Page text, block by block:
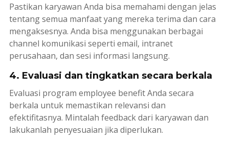
Pastikan karyawan Anda bisa memahami dengan jelas
tentang semua manfaat yang mereka terima dan cara
mengaksesnya. Anda bisa menggunakan berbagai
channel komunikasi seperti email, intranet
perusahaan, dan sesi informasi langsung.
4. Evaluasi dan tingkatkan secara berkala
Evaluasi program employee benefitAnda secara
berkala untuk memastikan relevansi dan
efektifitasnya. Mintalah feedbackdari karyawan dan
lakukanlah penyesuaian jika diperlukan.